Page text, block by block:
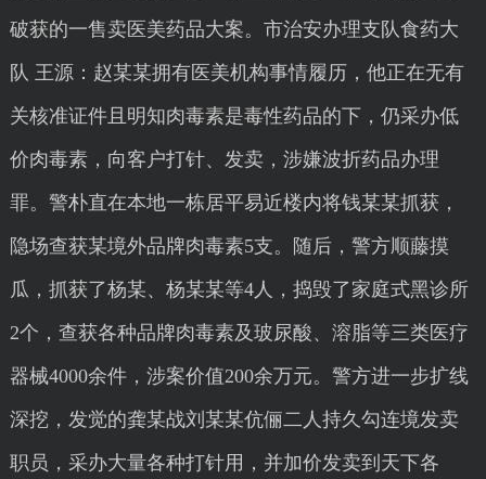
破获的一售卖医美药品大案。市治安办理支队食药大
队 王源：赵某某拥有医美机构事情履历，他正在无有
关核准证件且明知肉毒素是毒性药品的下，仍采办低
价肉毒素，向客户打针、发卖，涉嫌波折药品办理
罪。警朴直在本地一栋居平易近楼内将钱某某抓获，
隐场查获某境外品牌肉毒素5支。随后，警方顺藤摸
瓜，抓获了杨某、杨某某等4人，捣毁了家庭式黑诊所
2个，查获各种品牌肉毒素及玻尿酸、溶脂等三类医疗
器械4000余件，涉案价值200余万元。警方进一步扩线
深挖，发觉的龚某战刘某某伉俪二人持久勾连境发卖
职员，采办大量各种打针用，并加价发卖到天下各